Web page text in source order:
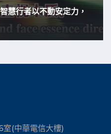
慧行者以不動安定力，
(中華電信大樓)